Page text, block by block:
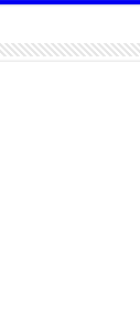
төлөвлөхийг
байна
16 / 11 цаг 50 минут
аюулаас
өндөржүүлсэн
ажиллаж байна
сурталчлах
морьтон оролцож